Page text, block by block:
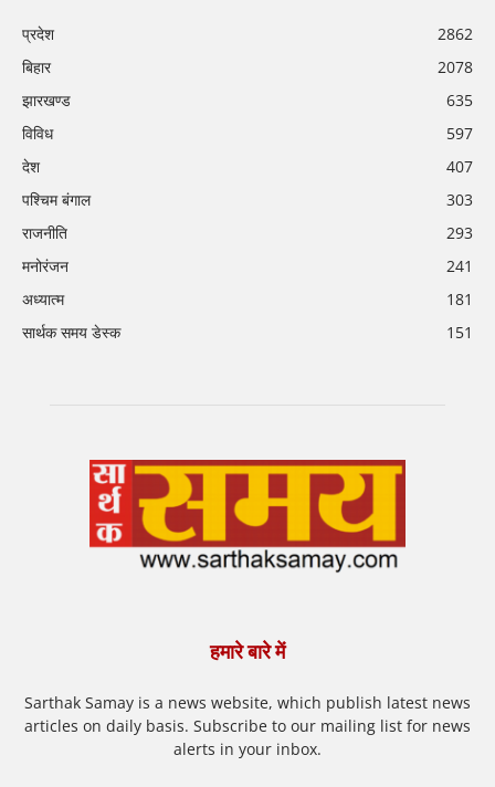
प्रदेश
2862
बिहार
2078
झारखण्ड
635
विविध
597
देश
407
पश्चिम बंगाल
303
राजनीति
293
मनोरंजन
241
अध्यात्म
181
सार्थक समय डेस्क
151
हमारे बारे में
Sarthak Samay is a news website, which publish latest news
articles on daily basis. Subscribe to our mailing list for news
alerts in your inbox.